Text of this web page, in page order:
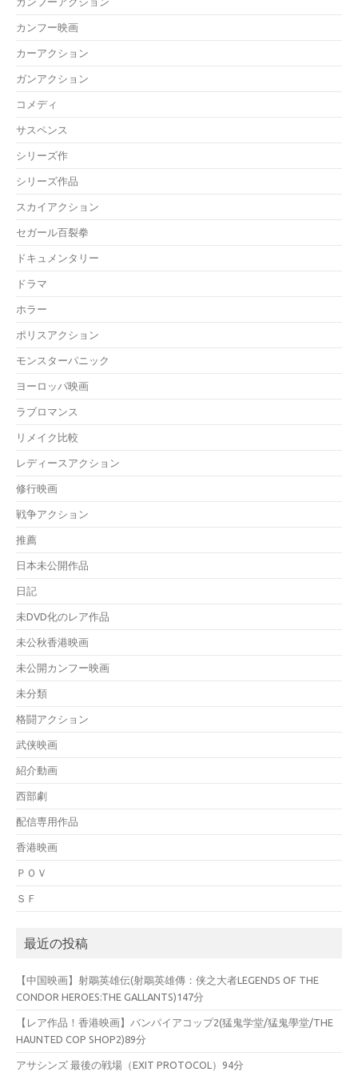
カンフー映画
カーアクション
ガンアクション
コメディ
サスペンス
シリーズ作
シリーズ作品
スカイアクション
セガール百裂拳
ドキュメンタリー
ドラマ
ホラー
ポリスアクション
モンスターパニック
ヨーロッパ映画
ラブロマンス
リメイク比較
レディースアクション
修行映画
戦争アクション
推薦
日本未公開作品
日記
未DVD化のレア作品
未公秋香港映画
未公開カンフー映画
未分類
格闘アクション
武侠映画
紹介動画
西部劇
配信専用作品
香港映画
ＰＯＶ
ＳＦ
最近の投稿
【中国映画】射鵰英雄伝(射鵰英雄傳：侠之大者LEGENDS OF THE
CONDOR HEROES:THE GALLANTS)147分
【レア作品！香港映画】バンパイアコップ2(猛鬼学堂/猛鬼學堂/THE
HAUNTED COP SHOP2)89分
アサシンズ 最後の戦場（EXIT PROTOCOL）94分